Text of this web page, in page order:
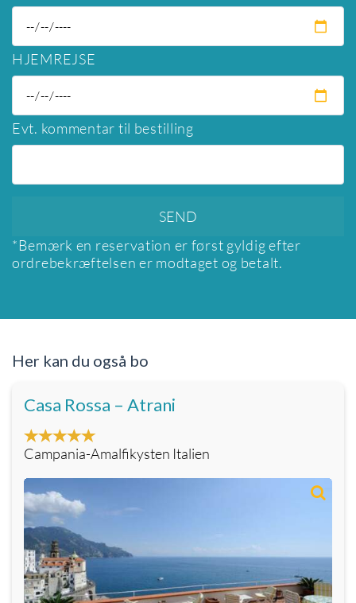
HJEMREJSE
Evt. kommentar til bestilling
*Bemærk en reservation er først gyldig efter
ordrebekræftelsen er modtaget og betalt.
Her kan du også bo
Casa Rossa – Atrani
Campania-Amalfikysten Italien